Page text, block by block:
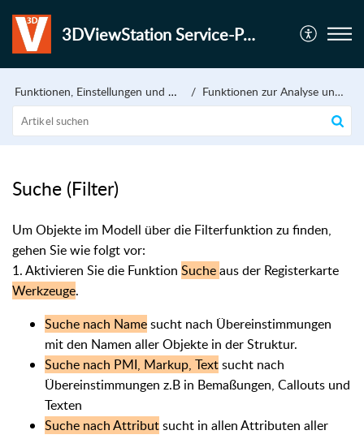
3DViewStation Service-Portal
Funktionen, Einstellungen und Bedienung Funktionen zur Analyse und Bearbeitung der 3D-Daten
Suche (Filter)
Um Objekte im Modell über die Filterfunktion zu finden,
gehen Sie wie folgt vor:
1. Aktivieren Sie die Funktion Sucheaus der Registerkarte
Werkzeuge.
Suche nach Namesucht nach Übereinstimmungen
mit den Namen aller Objekte in der Struktur.
Suche nach PMI, Markup, Textsucht nach
Übereinstimmungen z.B in Bemaßungen, Callouts und
Texten
Suche nach Attributsucht in allen Attributen aller